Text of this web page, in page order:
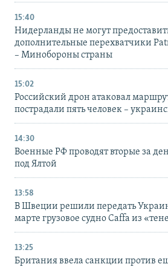
15:40
Нидерланды не могут
дополнительные перехватчики
– Минобороны страны
15:02
Российский дрон атаковал
пострадали пять человек –
14:30
Военные РФ проводят вторые за
под Ялтой
13:58
В Швеции решили передать
марте грузовое судно Caffa из
13:25
Британия ввела санкции против